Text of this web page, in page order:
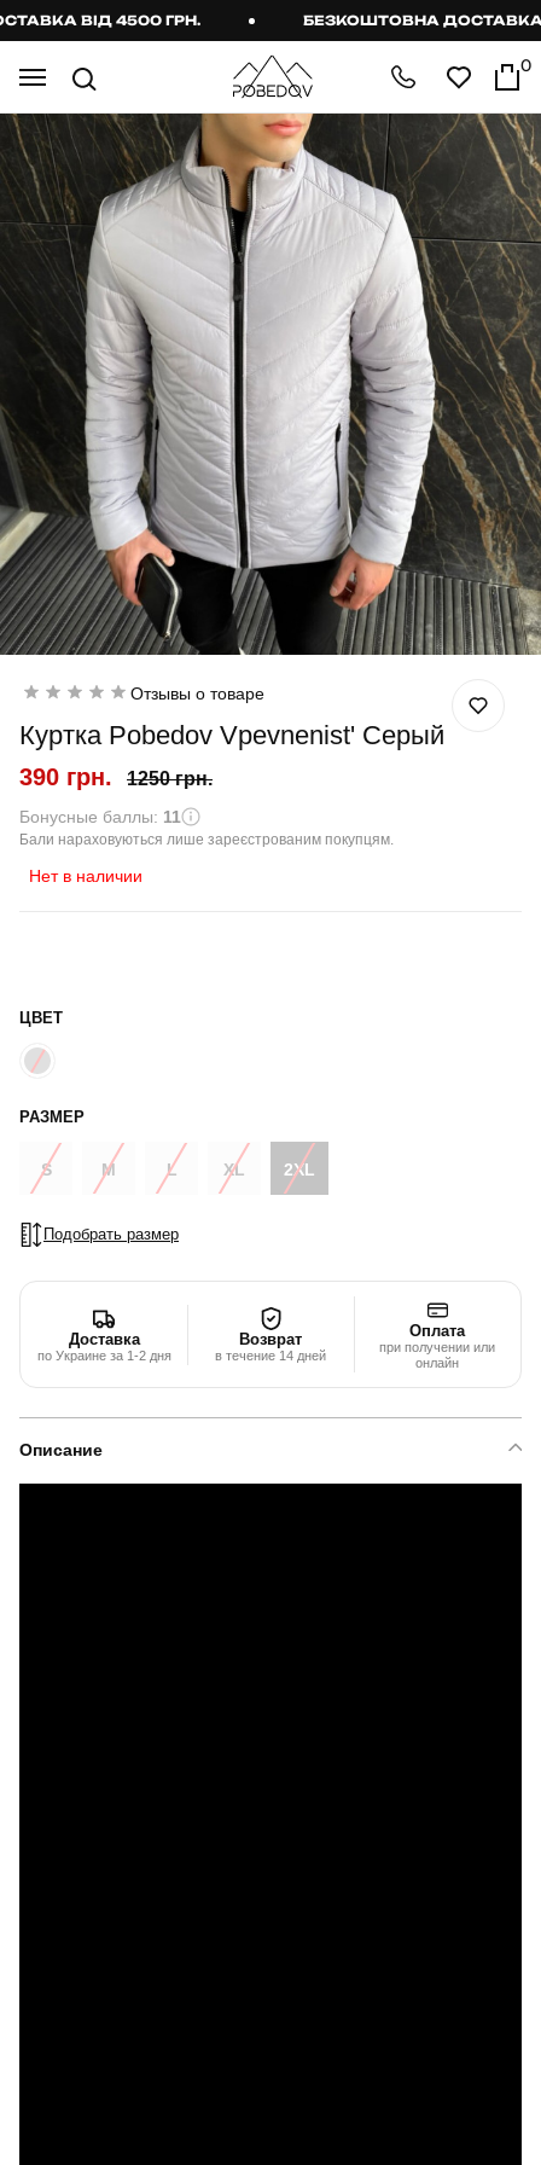
ВІД 4500 ГРН. БЕЗКОШТОВНА ДОСТАВКА
0
Отзывы о товаре
Куртка Pobedov Vpevnenist' Серый
390 грн. 1250 грн.
Бонусные баллы: 11
Бали нараховуються лише зареєстрованим покупцям.
Нет в наличии
ЦВЕТ
РАЗМЕР
S M L XL 2XL
Подобрать размер
Доставка
по Украине за 1-2 дня
Возврат
в течение 14 дней
Оплата
при получении или
онлайн
Описание